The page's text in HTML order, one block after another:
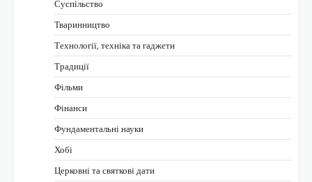
Суспільство
Тваринництво
Технології, техніка та гаджети
Традиції
Фільми
Фінанси
Фундаментальні науки
Хобі
Церковні та святкові дати